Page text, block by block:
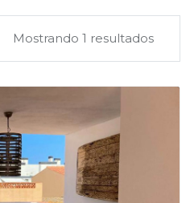
Mostrando 1 resultados